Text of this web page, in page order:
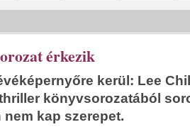
érkezik
kerül: Lee
könyvsorozatából
kap szerepet.